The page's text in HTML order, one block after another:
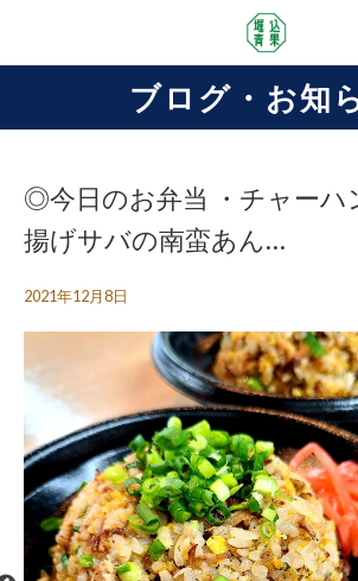
ブログ・お知
◎今日のお弁当 ・チャー
揚げサバの南蛮あん…
2021年12月8日